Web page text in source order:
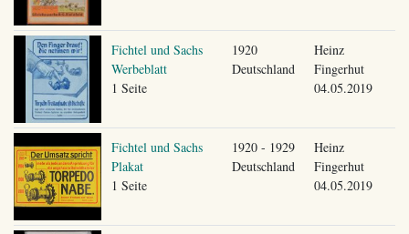
Fichtel und Sachs
Werbeblatt
1 Seite
1920
Deutschland
Heinz
Fingerhut
04.05.2019
Fichtel und Sachs
Plakat
1 Seite
1920 - 1929
Deutschland
Heinz
Fingerhut
04.05.2019